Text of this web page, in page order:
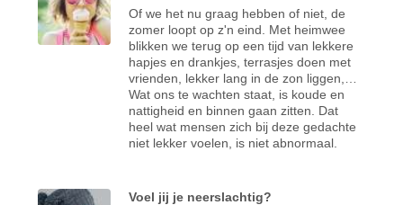
Of we het nu graag hebben of niet, de
zomer loopt op z'n eind. Met heimwee
blikken we terug op een tijd van lekkere
hapjes en drankjes, terrasjes doen met
vrienden, lekker lang in de zon liggen,…
Wat ons te wachten staat, is koude en
nattigheid en binnen gaan zitten. Dat
heel wat mensen zich bij deze gedachte
niet lekker voelen, is niet abnormaal.
Voel jij je neerslachtig?